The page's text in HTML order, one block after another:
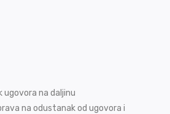
ugovora na daljinu
na odustanak od ugovora i